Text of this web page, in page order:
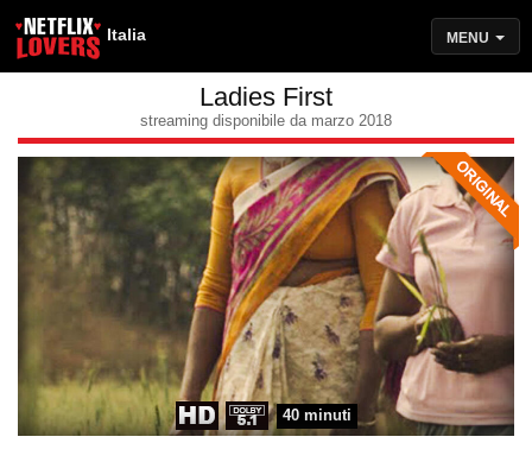
Italia MENU
Ladies First
streaming disponibile da marzo 2018
40 minuti